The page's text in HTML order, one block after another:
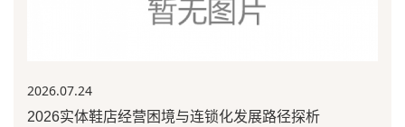
2026.07.24
2026实体鞋店经营困境与连锁化发展路径探析